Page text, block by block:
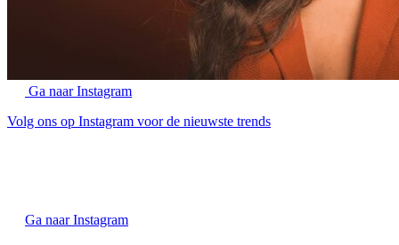
Ga naar Instagram
Volg ons op Instagram voor de nieuwste trends
Ga naar Instagram